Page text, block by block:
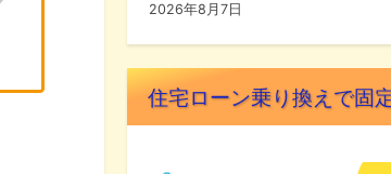
2026年8月7日
住宅ローン乗り換えで固